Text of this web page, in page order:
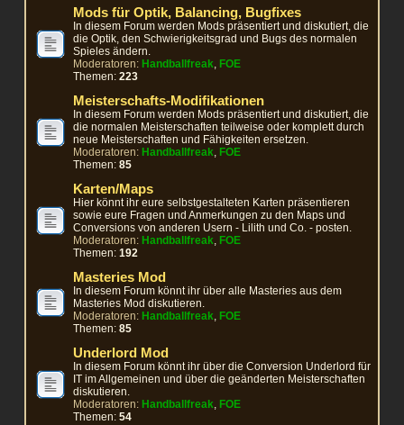
Mods für Optik, Balancing, Bugfixes
In diesem Forum werden Mods präsentiert und diskutiert, die
die Optik, den Schwierigkeitsgrad und Bugs des normalen
Spieles ändern.
Moderatoren: Handballfreak, FOE
Themen:223
Meisterschafts-Modifikationen
In diesem Forum werden Mods präsentiert und diskutiert, die
die normalen Meisterschaften teilweise oder komplett durch
neue Meisterschaften und Fähigkeiten ersetzen.
Moderatoren: Handballfreak, FOE
Themen:85
Karten/Maps
Hier könnt ihr eure selbstgestalteten Karten präsentieren
sowie eure Fragen und Anmerkungen zu den Maps und
Conversions von anderen Usern - Lilith und Co. - posten.
Moderatoren: Handballfreak, FOE
Themen:192
Masteries Mod
In diesem Forum könnt ihr über alle Masteries aus dem
Masteries Mod diskutieren.
Moderatoren: Handballfreak, FOE
Themen:85
Underlord Mod
In diesem Forum könnt ihr über die Conversion Underlord für
IT im Allgemeinen und über die geänderten Meisterschaften
diskutieren.
Moderatoren: Handballfreak, FOE
Themen:54